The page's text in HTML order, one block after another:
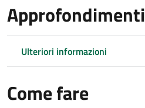
Approfondimenti
Ulteriori informazioni
Come fare